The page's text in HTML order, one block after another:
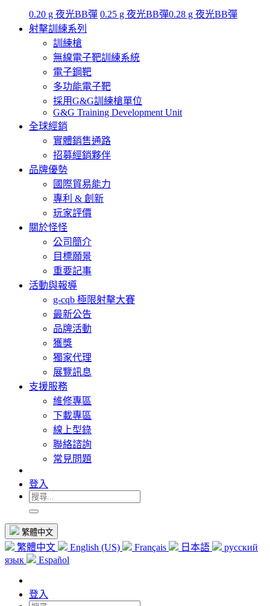
0.20 g 夜光BB彈 0.25 g 夜光BB彈0.28 g 夜光BB彈
射擊訓練系列
訓練槍
無線電子靶訓練系統
電子鋼靶
多功能電子靶
採用G&G訓練槍單位
G&G Training Development Unit
全球經銷
實體銷售通路
招募經銷夥伴
品牌優勢
國際貿易能力
專利 & 創新
玩家評價
關於怪怪
公司簡介
目標願景
重要記事
活動與報導
g-cqb 極限射擊大賽
最新公告
品牌活動
獲獎
獨家代理
展覽訊息
支援服務
維修專區
下載專區
線上型錄
聯絡諮詢
常見問題
登入
繁體中文
繁體中文 English (US) Français 日本語
русский
язык
Español
登入